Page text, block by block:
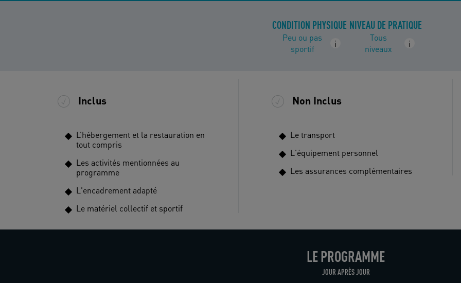
CONDITION PHYSIQUE
Peu ou pas
sportif
i
NIVEAU DE PRATIQUE
Tous
niveaux
i
Inclus
L’hébergement et la restauration en
tout compris
Les activités mentionnées au
programme
L'encadrement adapté
Le matériel collectif et sportif
Non Inclus
Le transport
L'équipement personnel
Les assurances complémentaires
LE PROGRAMME
JOUR APRÈS JOUR